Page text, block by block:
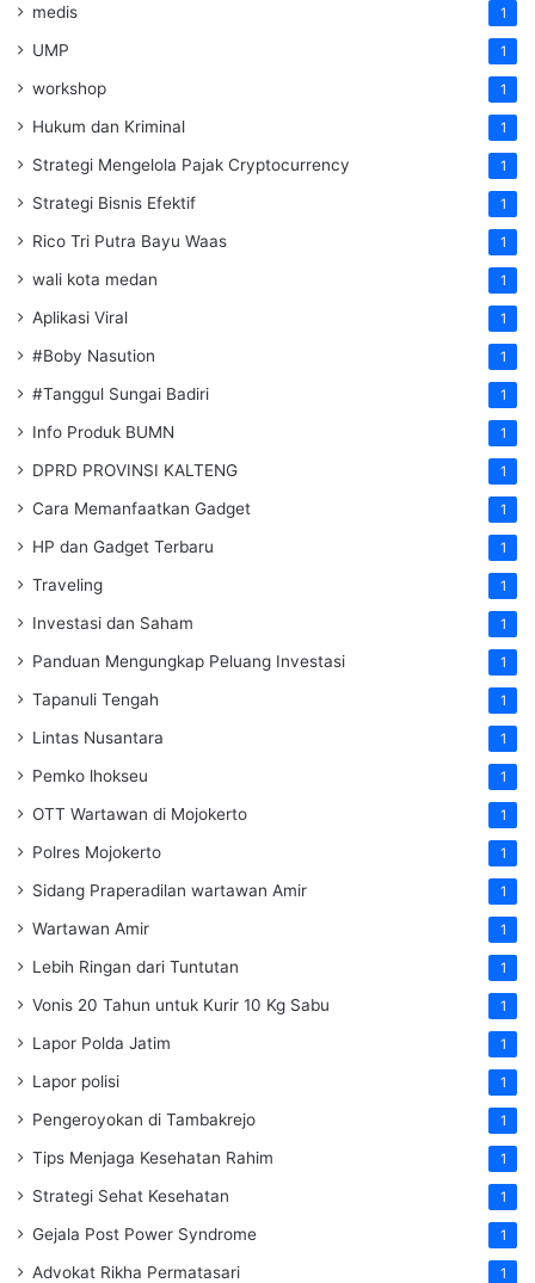
medis 1
UMP 1
workshop 1
Hukum dan Kriminal 1
Strategi Mengelola Pajak Cryptocurrency 1
Strategi Bisnis Efektif 1
Rico Tri Putra Bayu Waas 1
wali kota medan 1
Aplikasi Viral 1
#Boby Nasution 1
#Tanggul Sungai Badiri 1
Info Produk BUMN 1
DPRD PROVINSI KALTENG 1
Cara Memanfaatkan Gadget 1
HP dan Gadget Terbaru 1
Traveling 1
Investasi dan Saham 1
Panduan Mengungkap Peluang Investasi 1
Tapanuli Tengah 1
Lintas Nusantara 1
Pemko lhokseu 1
OTT Wartawan di Mojokerto 1
Polres Mojokerto 1
Sidang Praperadilan wartawan Amir 1
Wartawan Amir 1
Lebih Ringan dari Tuntutan 1
Vonis 20 Tahun untuk Kurir 10 Kg Sabu 1
Lapor Polda Jatim 1
Lapor polisi 1
Pengeroyokan di Tambakrejo 1
Tips Menjaga Kesehatan Rahim 1
Strategi Sehat Kesehatan 1
Gejala Post Power Syndrome 1
Advokat Rikha Permatasari 1